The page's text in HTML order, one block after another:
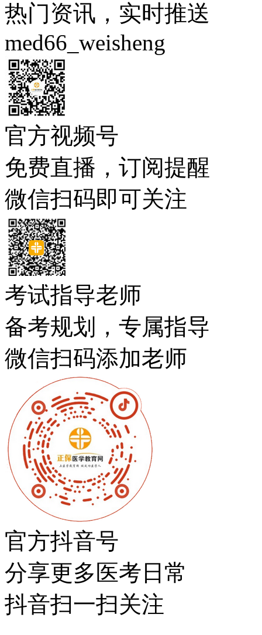
热门资讯，实时推送
med66_weisheng
官方视频号
免费直播，订阅提醒
微信扫码即可关注
考试指导老师
备考规划，专属指导
微信扫码添加老师
官方抖音号
分享更多医考日常
抖音扫一扫关注